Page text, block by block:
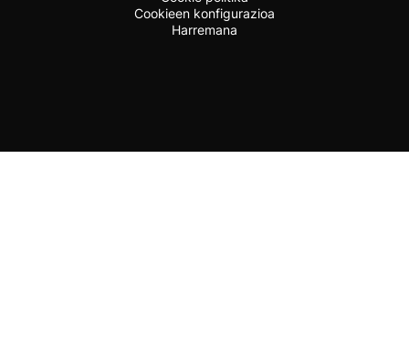
Cookieen konfigurazioa
Harremana